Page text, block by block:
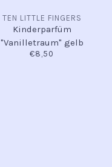
TEN LITTLE FINGERS
Kinderparfüm
"Vanilletraum" gelb
€8,50